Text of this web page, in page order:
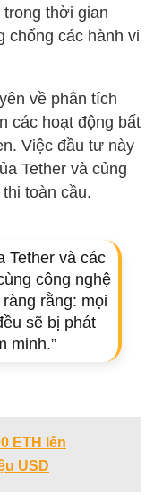
thời gian
chống các hành vi
về phân tích
các hoạt động bất
Việc đầu tư này
Tether và củng
toàn cầu.
Tether và các
công nghệ
rằng: mọi
sẽ bị phát
minh.”
ETH lên
USD